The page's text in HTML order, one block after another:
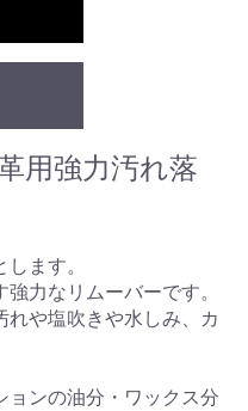
用強力汚れ落
ます。
力なリムーバーです。
れや塩吹きや水しみ、カ
ョンの油分・ワックス分